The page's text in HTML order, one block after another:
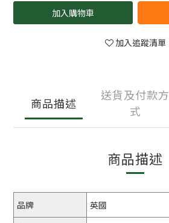
加入購物車
加入追蹤清單
商品描述
送貨及付款方
式
商品描述
品牌 英國